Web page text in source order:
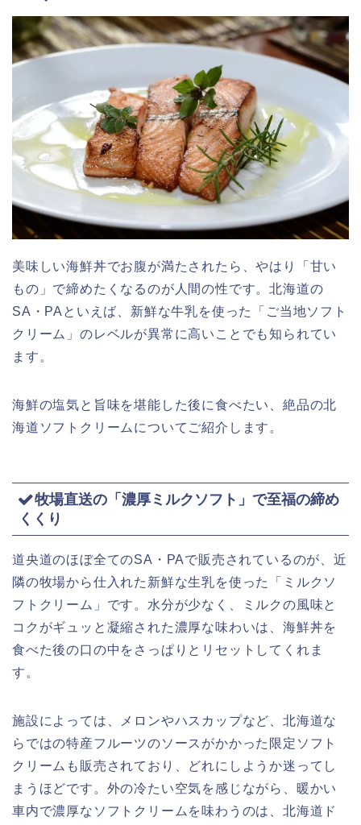
美味しい海鮮丼でお腹が満たされたら、やはり「甘い
もの」で締めたくなるのが人間の性です。北海道の
SA・PAといえば、新鮮な牛乳を使った「ご当地ソフト
クリーム」のレベルが異常に高いことでも知られてい
ます。
海鮮の塩気と旨味を堪能した後に食べたい、絶品の北
海道ソフトクリームについてご紹介します。
牧場直送の「濃厚ミルクソフト」で至福の締め
くくり
道央道のほぼ全てのSA・PAで販売されているのが、近
隣の牧場から仕入れた新鮮な生乳を使った「ミルクソ
フトクリーム」です。水分が少なく、ミルクの風味と
コクがギュッと凝縮された濃厚な味わいは、海鮮丼を
食べた後の口の中をさっぱりとリセットしてくれま
す。
施設によっては、メロンやハスカップなど、北海道な
らではの特産フルーツのソースがかかった限定ソフト
クリームも販売されており、どれにしようか迷ってし
まうほどです。外の冷たい空気を感じながら、暖かい
車内で濃厚なソフトクリームを味わうのは、北海道ド